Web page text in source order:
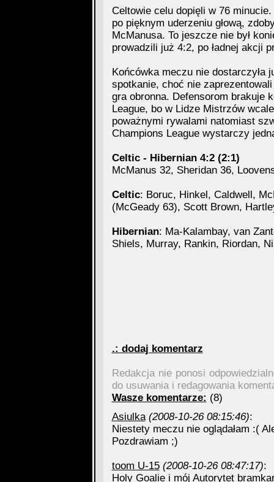
Celtowie celu dopięli w 76
po pięknym uderzeniu głową,
McManusa. To jeszcze nie był
prowadzili już 4:2, po ładnej akcji
Końcówka meczu nie dostarczyła
spotkanie, choć nie
gra obronna. Defensorom brakuje
League, bo w Lidze Mistrzów
poważnymi rywalami natomiast
Champions League wystarczy
Celtic - Hibernian 4:2 (2:1)
McManus 32, Sheridan 36,
Celtic: Boruc, Hinkel, Caldwell,
(McGeady 63), Scott Brown,
Hibernian: Ma-Kalambay, van
Shiels, Murray, Rankin, Riordan,
.: dodaj komentarz
Redakcja nie ponosi
do usuwania i redagowania
Wasze komentarze: (8)
Asiulka (2008-10-26 08:15:46):
Niestety meczu nie oglądałam :(
Pozdrawiam ;)
toom U-15 (2008-10-26 08:47:17):
Holy Goalie i mój Autorytet